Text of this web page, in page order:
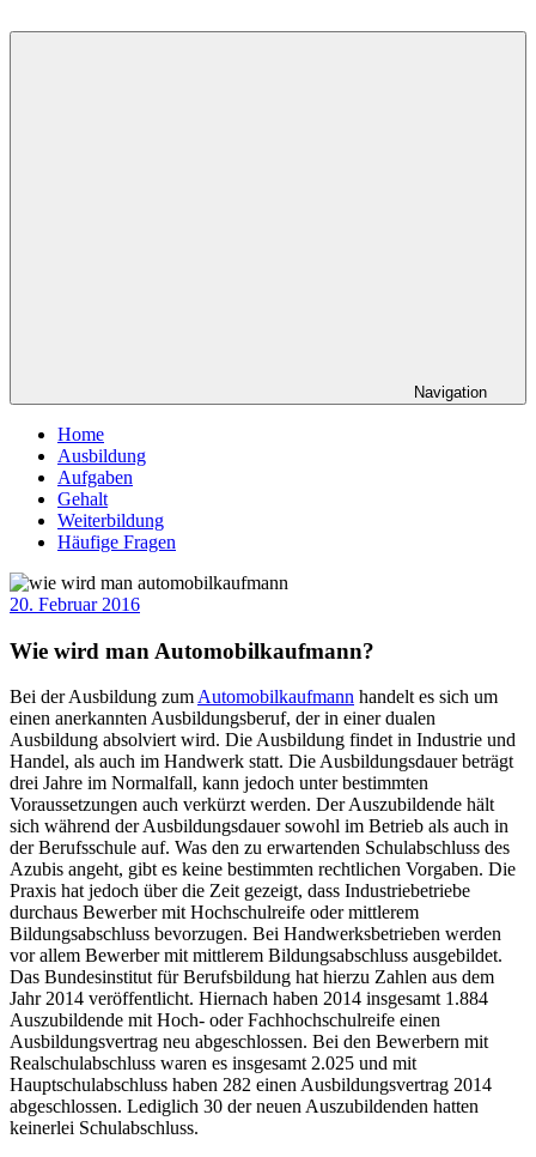
Navigation
Home
Ausbildung
Aufgaben
Gehalt
Weiterbildung
Häufige Fragen
20. Februar 2016
Wie wird man Automobilkaufmann?
Bei der Ausbildung zumAutomobilkaufmann handelt es sich um
einen anerkannten Ausbildungsberuf, der in einer dualen
Ausbildung absolviert wird. Die Ausbildung findet in Industrie und
Handel, als auch im Handwerk statt. Die Ausbildungsdauer beträgt
drei Jahre im Normalfall, kann jedoch unter bestimmten
Voraussetzungen auch verkürzt werden. Der Auszubildende hält
sich während der Ausbildungsdauer sowohl im Betrieb als auch in
der Berufsschule auf. Was den zu erwartenden Schulabschluss des
Azubis angeht, gibt es keine bestimmten rechtlichen Vorgaben. Die
Praxis hat jedoch über die Zeit gezeigt, dass Industriebetriebe
durchaus Bewerber mit Hochschulreife oder mittlerem
Bildungsabschluss bevorzugen. Bei Handwerksbetrieben werden
vor allem Bewerber mit mittlerem Bildungsabschluss ausgebildet.
Das Bundesinstitut für Berufsbildung hat hierzu Zahlen aus dem
Jahr 2014 veröffentlicht. Hiernach haben 2014 insgesamt 1.884
Auszubildende mit Hoch- oder Fachhochschulreife einen
Ausbildungsvertrag neu abgeschlossen. Bei den Bewerbern mit
Realschulabschluss waren es insgesamt 2.025 und mit
Hauptschulabschluss haben 282 einen Ausbildungsvertrag 2014
abgeschlossen. Lediglich 30 der neuen Auszubildenden hatten
keinerlei Schulabschluss.